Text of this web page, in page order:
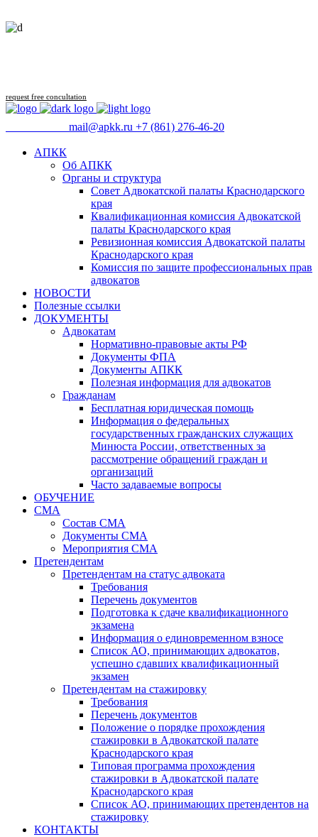
request free concultation
mail@apkk.ru +7 (861) 276-46-20
АПКК
Об АПКК
Органы и структура
Совет Адвокатской палаты Краснодарского
края
Квалификационная комиссия Адвокатской
палаты Краснодарского края
Ревизионная комиссия Адвокатской палаты
Краснодарского края
Комиссия по защите профессиональных прав
адвокатов
НОВОСТИ
Полезные ссылки
ДОКУМЕНТЫ
Адвокатам
Нормативно-правовые акты РФ
Документы ФПА
Документы АПКК
Полезная информация для адвокатов
Гражданам
Бесплатная юридическая помощь
Информация о федеральных
государственных гражданских служащих
Минюста России, ответственных за
рассмотрение обращений граждан и
организаций
Часто задаваемые вопросы
ОБУЧЕНИЕ
СМА
Состав СМА
Документы СМА
Мероприятия СМА
Претендентам
Претендентам на статус адвоката
Требования
Перечень документов
Подготовка к сдаче квалификационного
экзамена
Информация о единовременном взносе
Список АО, принимающих адвокатов,
успешно сдавших квалификационный
экзамен
Претендентам на стажировку
Требования
Перечень документов
Положение о порядке прохождения
стажировки в Адвокатской палате
Краснодарского края
Типовая программа прохождения
стажировки в Адвокатской палате
Краснодарского края
Список АО, принимающих претендентов на
стажировку
КОНТАКТЫ